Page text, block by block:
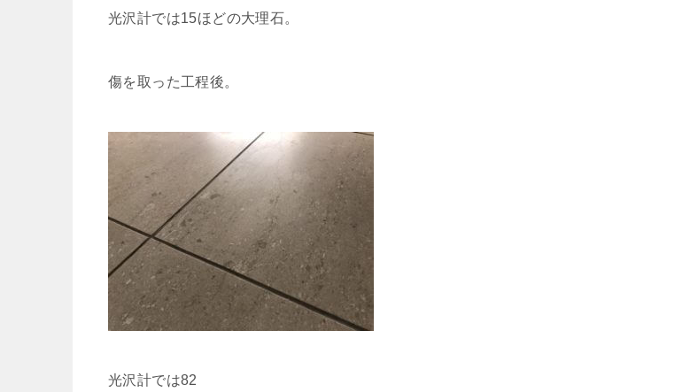
光沢計では15ほどの大理石。
傷を取った工程後。
光沢計では82